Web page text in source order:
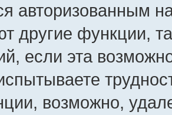
авторизованным
другие функции,
если эта
возможно,